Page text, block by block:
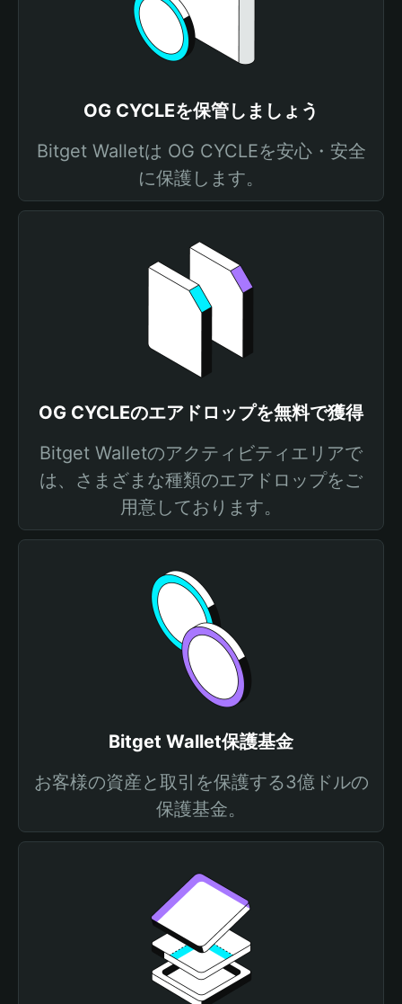
OG CYCLEを保管しましょう
Bitget Walletは OG CYCLEを安心・安全
に保護します。
OG CYCLEのエアドロップを無料で獲得
Bitget Walletのアクティビティエリアで
は、さまざまな種類のエアドロップをご
用意しております。
Bitget Wallet保護基金
お客様の資産と取引を保護する3億ドルの
保護基金。